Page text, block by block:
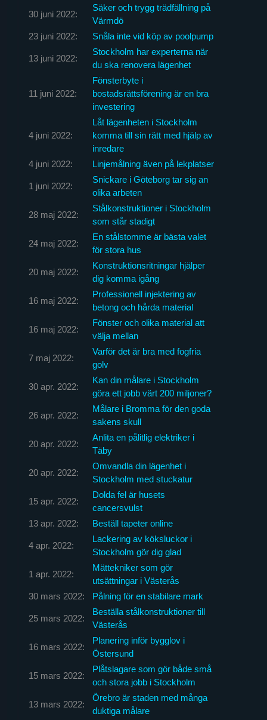
30 juni 2022:
Säker och trygg trädfällning på
Värmdö
23 juni 2022:
Snåla inte vid köp av poolpump
13 juni 2022:
Stockholm har experterna när
du ska renovera lägenhet
11 juni 2022:
Fönsterbyte i
bostadsrättsförening är en bra
investering
4 juni 2022:
Låt lägenheten i Stockholm
komma till sin rätt med hjälp av
inredare
4 juni 2022:
Linjemålning även på lekplatser
1 juni 2022:
Snickare i Göteborg tar sig an
olika arbeten
28 maj 2022:
Stålkonstruktioner i Stockholm
som står stadigt
24 maj 2022:
En stålstomme är bästa valet
för stora hus
20 maj 2022:
Konstruktionsritningar hjälper
dig komma igång
16 maj 2022:
Professionell injektering av
betong och hårda material
16 maj 2022:
Fönster och olika material att
välja mellan
7 maj 2022:
Varför det är bra med fogfria
golv
30 apr. 2022:
Kan din målare i Stockholm
göra ett jobb värt 200 miljoner?
26 apr. 2022:
Målare i Bromma för den goda
sakens skull
20 apr. 2022:
Anlita en pålitlig elektriker i
Täby
20 apr. 2022:
Omvandla din lägenhet i
Stockholm med stuckatur
15 apr. 2022:
Dolda fel är husets
cancersvulst
13 apr. 2022:
Beställ tapeter online
4 apr. 2022:
Lackering av köksluckor i
Stockholm gör dig glad
1 apr. 2022:
Mättekniker som gör
utsättningar i Västerås
30 mars 2022:
Pålning för en stabilare mark
25 mars 2022:
Beställa stålkonstruktioner till
Västerås
16 mars 2022:
Planering inför bygglov i
Östersund
15 mars 2022:
Plåtslagare som gör både små
och stora jobb i Stockholm
13 mars 2022:
Örebro är staden med många
duktiga målare